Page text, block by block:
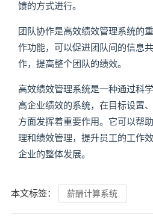
馈的方式进行。
团队协作是高效绩效管理系统的
作功能，可以促进团队间的信息
作，提高整个团队的绩效。
高效绩效管理系统是一种通过科
高企业绩效的系统，在目标设置
方面发挥着重要作用。它可以帮
理和绩效管理，提升员工的工作
企业的整体发展。
本文标签： 薪酬计算系统